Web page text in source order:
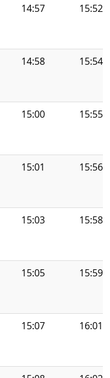
14:57 15:52
14:58 15:54
15:00 15:55
15:01 15:56
15:03 15:58
15:05 15:59
15:07 16:01